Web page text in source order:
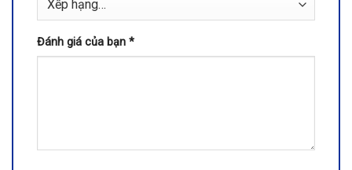
Đánh giá của bạn *